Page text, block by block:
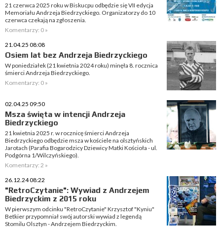
21 czerwca 2025 roku w Biskucpu odbędzie się VII edycja
Memoriału Andrzeja Biedrzyckiego. Organizatorzy do 10
czerwca czekają na zgłoszenia.
Komentarzy: 0 »
21.04.25 08:08
Osiem lat bez Andrzeja Biedrzyckiego
W poniedziałek (21 kwietnia 2024 roku) minęła 8. rocznica
śmierci Andrzeja Biedrzyckiego.
Komentarzy: 0 »
02.04.25 09:50
Msza święta w intencji Andrzeja
Biedrzyckiego
21 kwietnia 2025 r. w rocznicę śmierci Andrzeja
Biedrzyckiego odbędzie msza w kościele na olsztyńskich
Jarotach (Parafia Bogarodzicy Dziewicy Matki Kościoła - ul.
Podgórna 1/Wilczyńskiego).
Komentarzy: 2 »
26.12.24 08:22
"RetroCzytanie": Wywiad z Andrzejem
Biedrzyckim z 2015 roku
W pierwszym odcinku "RetroCzytanie" Krzysztof "Kyniu"
Betkier przypomniał swój autorski wywiad z legendą
Stomilu Olsztyn - Andrzejem Biedrzyckim.